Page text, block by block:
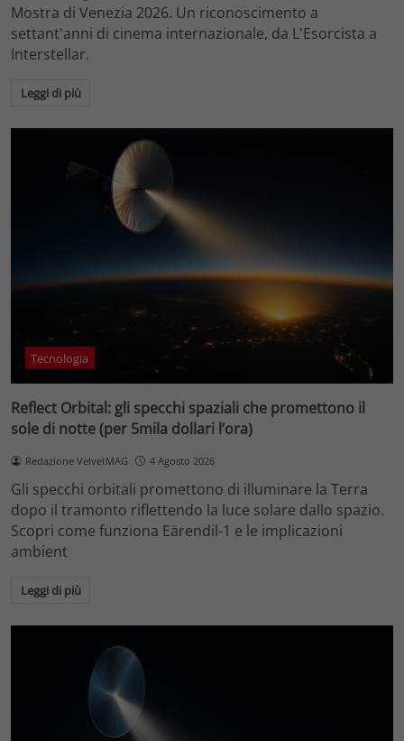
Mostra di Venezia 2026. Un riconoscimento a
settant'anni di cinema internazionale, da L'Esorcista a
Interstellar.
Leggi di più
Tecnologia
Reflect Orbital: gli specchi spaziali che promettono il
sole di notte (per 5mila dollari l’ora)
Redazione VelvetMAG 4 Agosto 2026
Gli specchi orbitali promettono di illuminare la Terra
dopo il tramonto riflettendo la luce solare dallo spazio.
Scopri come funziona Eärendil-1 e le implicazioni
ambient
Leggi di più